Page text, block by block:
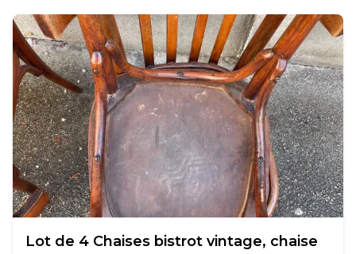
Lot de 4 Chaises bistrot vintage, chaise